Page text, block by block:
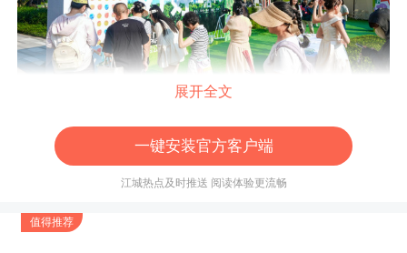
展开全文
一键安装官方客户端
江城热点及时推送 阅读体验更流畅
值得推荐